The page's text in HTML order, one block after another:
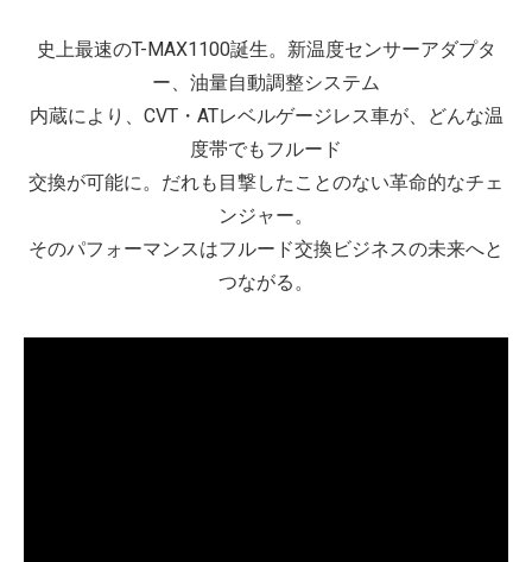
史上最速のT-MAX1100誕生。新温度センサーアダプタ
ー、油量自動調整システム
内蔵により、CVT・ATレベルゲージレス車が、どんな温
度帯でもフルード
交換が可能に。だれも目撃したことのない革命的なチェ
ンジャー。
そのパフォーマンスはフルード交換ビジネスの未来へと
つながる。